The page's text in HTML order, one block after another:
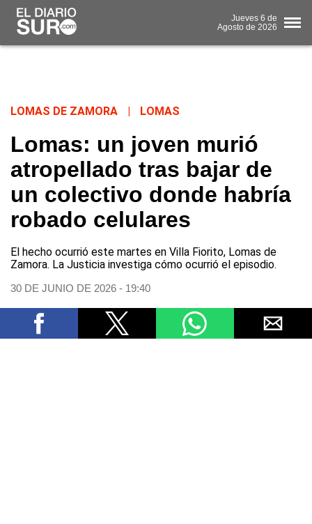
Jueves 6 de
Agosto de 2026
LOMAS DE ZAMORA LOMAS
Lomas: un joven murió
atropellado tras bajar de
un colectivo donde habría
robado celulares
El hecho ocurrió este martes en Villa Fiorito, Lomas de
Zamora. La Justicia investiga cómo ocurrió el episodio.
30 DE JUNIO DE 2026 - 19:40